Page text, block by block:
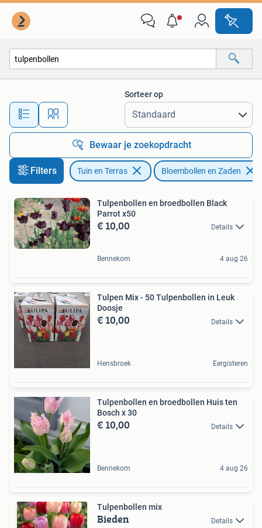
Alle afstanden…
Sorteer op
Bewaar je zoekopdracht
Filters Tuin en Terras Bloembollen en Zaden
Tulpenbollen en broedbollen Black
Parrot x50
€ 10,00 Details
Bennekom 4 aug 26
Tulpen Mix - 50 Tulpenbollen in Leuk
Doosje
€ 10,00 Details
Hensbroek Eergisteren
Tulpenbollen en broedbollen Huis ten
Bosch x 30
€ 10,00 Details
Bennekom 4 aug 26
Tulpenbollen mix
Bieden Details